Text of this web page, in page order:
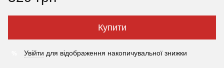
Купити
Увійти для відображення накопичувальної знижки